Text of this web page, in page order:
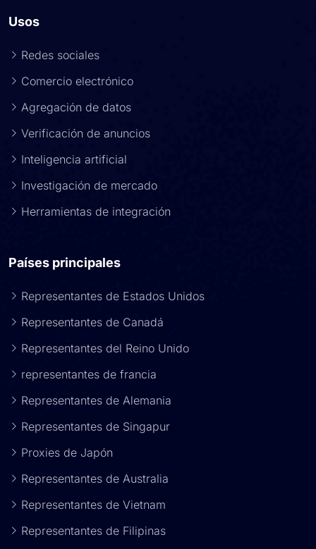
Usos
Redes sociales
Comercio electrónico
Agregación de datos
Verificación de anuncios
Inteligencia artificial
Investigación de mercado
Herramientas de integración
Países principales
Representantes de Estados Unidos
Representantes de Canadá
Representantes del Reino Unido
representantes de francia
Representantes de Alemania
Representantes de Singapur
Proxies de Japón
Representantes de Australia
Representantes de Vietnam
Representantes de Filipinas